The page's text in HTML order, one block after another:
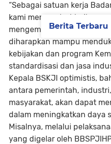
“Sebagai satuan kerja
kami menyambut baik
mengembangkan lingkup
diharapkan mampu
kebijakan dan program
standardisasi dan jasa
Kepala BSKJI optimistis,
antara pemerintah,
masyarakat, akan dapat
dalam meningkatkan daya
Misalnya, melalui
yang digelar oleh
Berita Terbaru